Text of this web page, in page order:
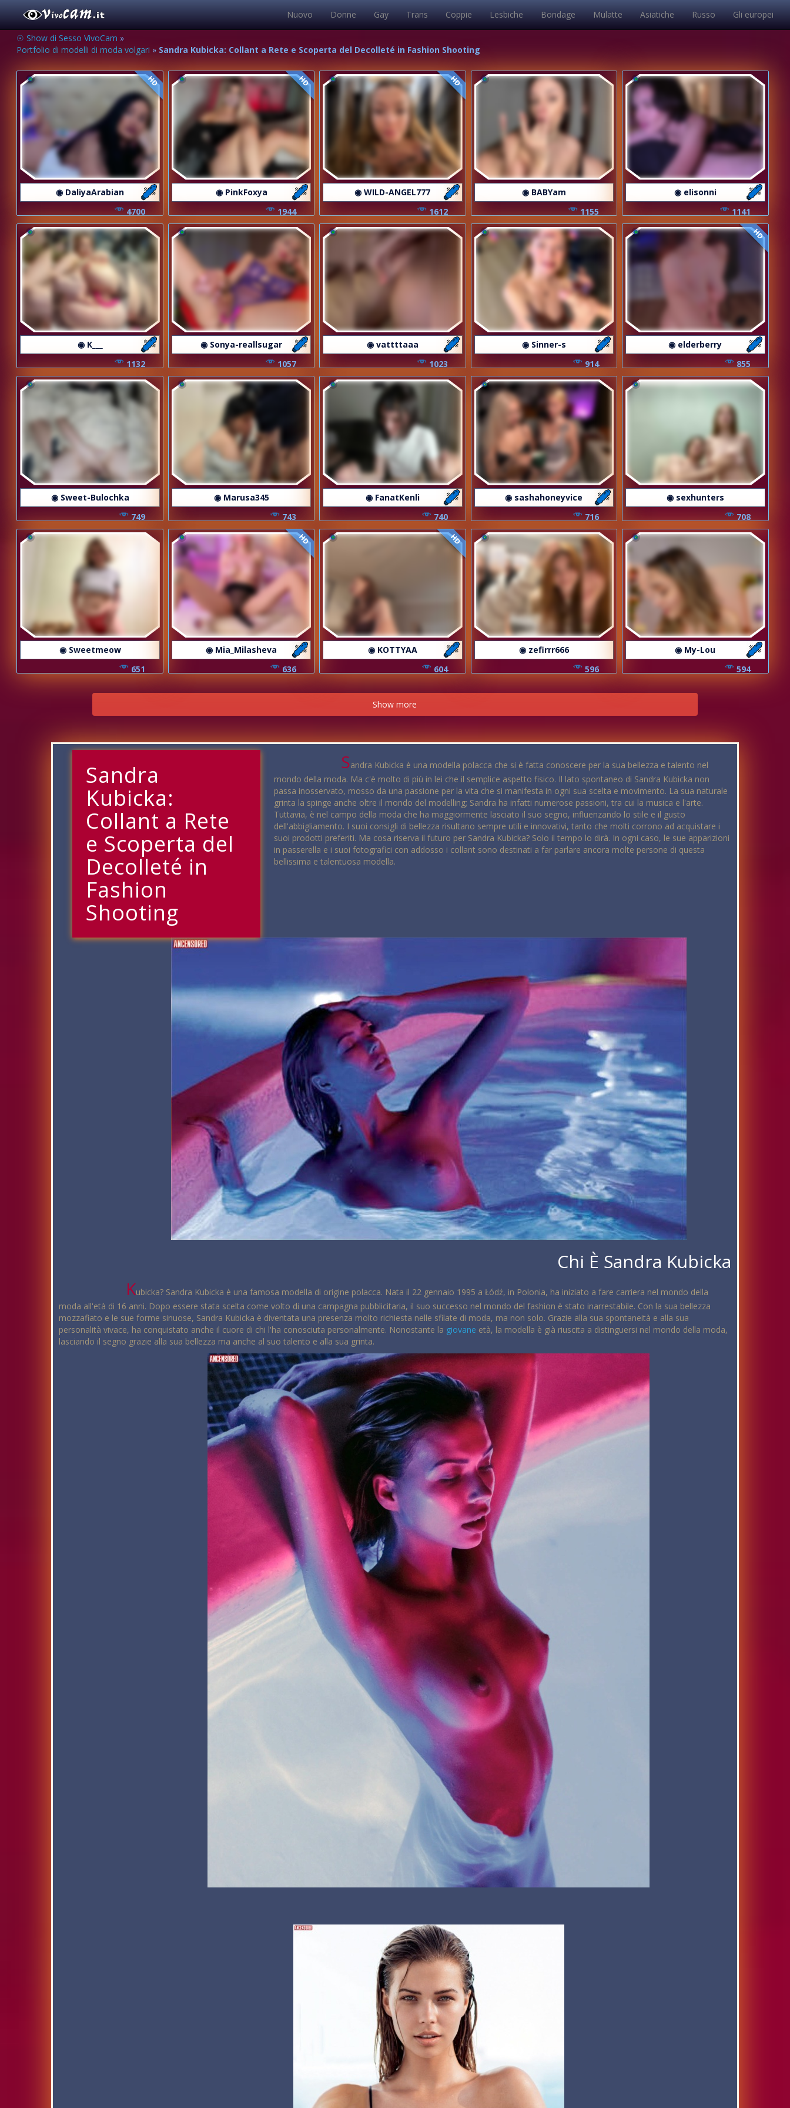
Nuovo Donne Gay Trans Coppie Lesbiche Bondage Mulatte Asiatiche Russo Gli europei
☉ Show di Sesso VivoCam »
Portfolio di modelli di moda volgari » Sandra Kubicka: Collant a Rete e Scoperta del Decolleté in Fashion Shooting
HD
◉ DaliyaArabian
4700
HD
◉ PinkFoxya
1944
HD
◉ WILD-ANGEL777
1612
◉ BABYam
1155
◉ elisonni
1141
◉ K___
1132
◉ Sonya-reallsugar
1057
◉ vattttaaa
1023
◉ Sinner-s
914
HD
◉ elderberry
855
◉ Sweet-Bulochka
749
◉ Marusa345
743
◉ FanatKenli
740
◉ sashahoneyvice
716
◉ sexhunters
708
◉ Sweetmeow
651
HD
◉ Mia_Milasheva
636
HD
◉ KOTTYAA
604
◉ zefirrr666
596
◉ My-Lou
594
Show more
Sandra
Kubicka:
Collant a Rete
e Scoperta del
Decolleté in
Fashion
Shooting
Sandra Kubicka è una modella polacca che si è fatta conoscere per la sua bellezza e talento nel
mondo della moda. Ma c'è molto di più in lei che il semplice aspetto fisico. Il lato spontaneo di Sandra Kubicka non
passa inosservato, mosso da una passione per la vita che si manifesta in ogni sua scelta e movimento. La sua naturale
grinta la spinge anche oltre il mondo del modelling; Sandra ha infatti numerose passioni, tra cui la musica e l'arte.
Tuttavia, è nel campo della moda che ha maggiormente lasciato il suo segno, influenzando lo stile e il gusto
dell'abbigliamento. I suoi consigli di bellezza risultano sempre utili e innovativi, tanto che molti corrono ad acquistare i
suoi prodotti preferiti. Ma cosa riserva il futuro per Sandra Kubicka? Solo il tempo lo dirà. In ogni caso, le sue apparizioni
in passerella e i suoi fotografici con addosso i collant sono destinati a far parlare ancora molte persone di questa
bellissima e talentuosa modella.
Chi È Sandra Kubicka
Kubicka? Sandra Kubicka è una famosa modella di origine polacca. Nata il 22 gennaio 1995 a Łódź, in Polonia, ha iniziato a fare carriera nel mondo della
moda all'età di 16 anni. Dopo essere stata scelta come volto di una campagna pubblicitaria, il suo successo nel mondo del fashion è stato inarrestabile. Con la sua bellezza
mozzafiato e le sue forme sinuose, Sandra Kubicka è diventata una presenza molto richiesta nelle sfilate di moda, ma non solo. Grazie alla sua spontaneità e alla sua
personalità vivace, ha conquistato anche il cuore di chi l'ha conosciuta personalmente. Nonostante la giovane età, la modella è già riuscita a distinguersi nel mondo della moda,
lasciando il segno grazie alla sua bellezza ma anche al suo talento e alla sua grinta.